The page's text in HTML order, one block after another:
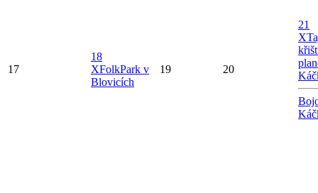
17
18
XFolkPark v
Blovicích
19 20
21
X